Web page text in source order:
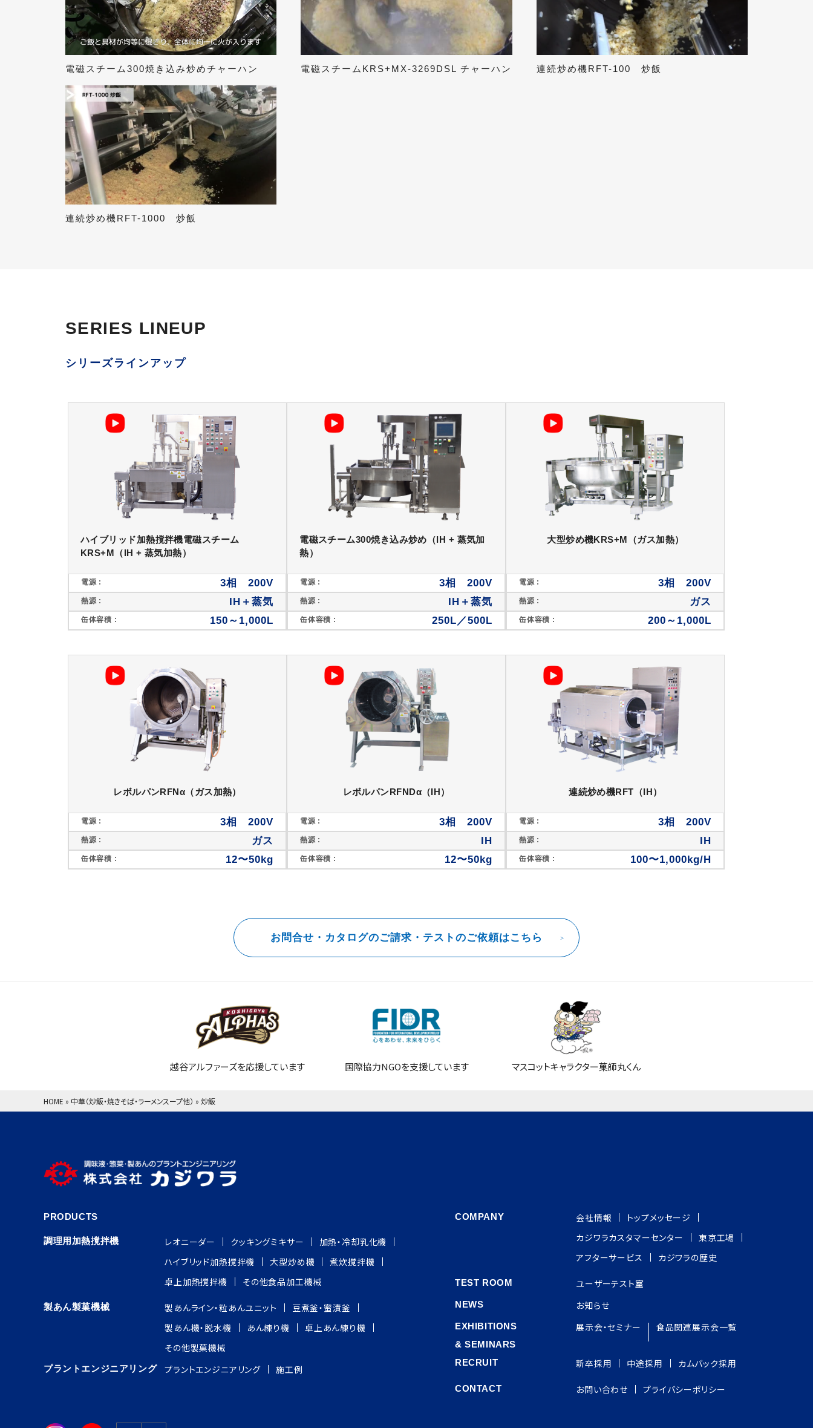
電磁スチーム300焼き込み炒めチャーハン 電磁スチームKRS+MX-3269DSL チャーハン 連続炒め機RFT-100 炒飯
連続炒め機RFT-1000 炒飯
SERIES LINEUP
シリーズラインアップ
ハイブリッド加熱撹拌機電磁スチーム
KRS+M（IH + 蒸気加熱）
電源 : 3相 200V
熱源 : IH＋蒸気
缶体容積 : 150～1,000L
電磁スチーム300焼き込み炒め（IH + 蒸気加
熱）
電源 : 3相 200V
熱源 : IH＋蒸気
缶体容積 : 250L／500L
大型炒め機KRS+M（ガス加熱）
電源 : 3相 200V
熱源 : ガス
缶体容積 : 200～1,000L
レボルパンRFNα（ガス加熱）
電源 : 3相 200V
熱源 : ガス
缶体容積 : 12〜50kg
レボルパンRFNDα（IH）
電源 : 3相 200V
熱源 : IH
缶体容積 : 12〜50kg
連続炒め機RFT（IH）
電源 : 3相 200V
熱源 : IH
缶体容積 : 100〜1,000kg/H
お問合せ・カタログのご請求・テストのご依頼はこちら
越谷アルファーズを応援しています 国際協力NGOを支援しています マスコットキャラクター菓師丸くん
HOME » 中華（炒飯・焼きそば・ラーメンスープ他） » 炒飯
PRODUCTS
調理用加熱撹拌機 レオニーダー クッキングミキサー
加熱・冷却乳化機
ハイブリッド加熱撹拌機
大型炒め機
煮炊撹拌機
卓上加熱撹拌機
その他食品加工機械
製あん製菓機械 製あんライン・粒あんユニット
豆煮釜・蜜漬釜
製あん機・脱水機
あん練り機
卓上あん練り機
その他製菓機械
プラントエンジニアリング プラントエンジニアリング 施工例
COMPANY 会社情報
トップメッセージ
カジワラカスタマーセンター
東京工場
アフターサービス
カジワラの歴史
TEST ROOM ユーザーテスト室
NEWS お知らせ
EXHIBITIONS
& SEMINARS
展示会・セミナー 食品関連展示会一覧
RECRUIT 新卒採用 中途採用 カムバック採用
CONTACT お問い合わせ プライバシーポリシー